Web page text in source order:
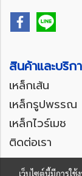
สินค้าและบริก
เหล็กเส้น
เหล็กรูปพรรณ
เหล็กไวร์เมช
ติดต่อเรา
เว็บไซต์นี้มีการใ